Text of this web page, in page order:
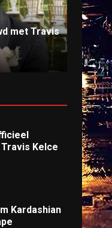
om
Anti-
9
Kelce
Kardashian